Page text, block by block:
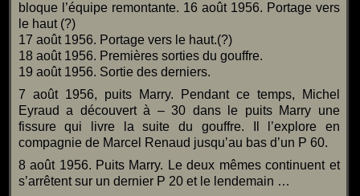
bloque l’équipe remontante. 16 août 1956. Portage vers
le haut (?)
17 août 1956. Portage vers le haut.(?)
18 août 1956. Premières sorties du gouffre.
19 août 1956. Sortie des derniers.
7 août 1956, puits Marry. Pendant ce temps, Michel
Eyraud a découvert à – 30 dans le puits Marry une
fissure qui livre la suite du gouffre. Il l’explore en
compagnie de Marcel Renaud jusqu’au bas d’un P 60.
8 août 1956. Puits Marry. Le deux mêmes continuent et
s’arrêtent sur un dernier P 20 et le lendemain …